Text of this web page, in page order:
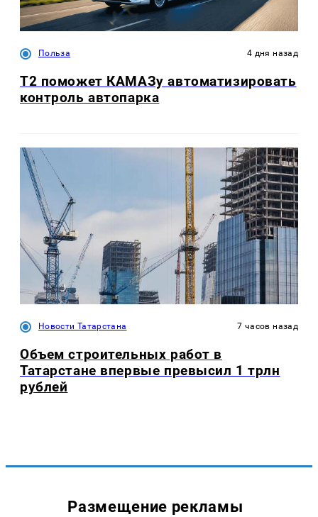
Польза 4 дня назад
T2 поможет КАМАЗу автоматизировать
контроль автопарка
Новости Татарстана 7 часов назад
Объем строительных работ в
Татарстане впервые превысил 1 трлн
рублей
Размещение рекламы